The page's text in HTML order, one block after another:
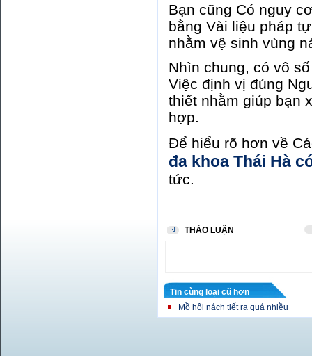
Bạn cũng Có nguy
bằng Vài liệu pháp
nhằm vệ sinh vùng
Nhìn chung, có vô
Việc định vị đúng
thiết nhằm giúp bạn
hợp.
Để hiểu rõ hơn về
đa khoa Thái Hà
tức.
THẢO LUẬN
Tin cùng loại cũ hơn
Mồ hôi nách tiết ra quá nhiều